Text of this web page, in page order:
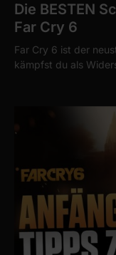
Die BESTEN
Far Cry 6
Far Cry 6 ist der
kämpfst du als